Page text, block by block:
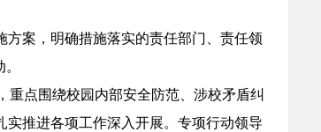
方案，明确措施落实的责任部门、责任领
重点围绕校园内部安全防范、涉校矛盾纠
推进各项工作深入开展。专项行动领导